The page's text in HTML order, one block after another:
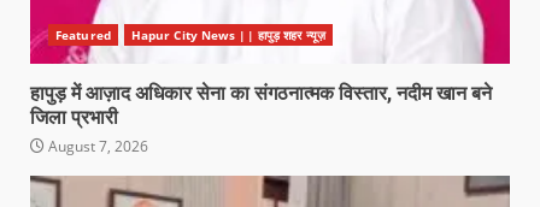
Featured Hapur City News || हापुड़ शहर न्यूज़
हापुड़ में आज़ाद अधिकार सेना का संगठनात्मक विस्तार, नदीम खान बने
जिला प्रभारी
August 7, 2026